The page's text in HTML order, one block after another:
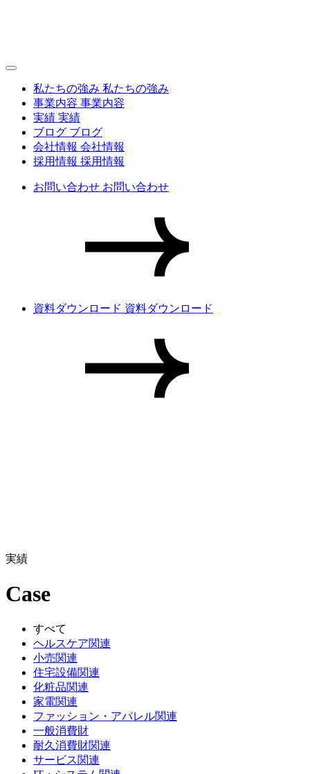
私たちの強み 私たちの強み
事業内容 事業内容
実績 実績
ブログ ブログ
会社情報 会社情報
採用情報 採用情報
お問い合わせ お問い合わせ
資料ダウンロード 資料ダウンロード
実績
Case
すべて
ヘルスケア関連
小売関連
住宅設備関連
化粧品関連
家電関連
ファッション・アパレル関連
一般消費財
耐久消費財関連
サービス関連